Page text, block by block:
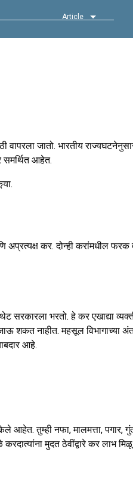
Article
वापरला जातो. भारतीय
समर्थित आहेत.
कर. दोन्ही करांमधील फरक
भरतो. हे कर एखाद्या
नाहीत. महसूल विभागाच्या
आहे.
आहेत. तुम्ही नफा, मालमत्ता, पगार,
मुदत ठेवींद्वारे कर लाभ